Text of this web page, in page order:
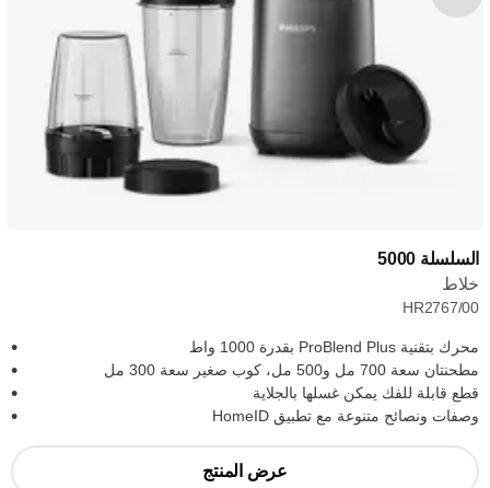
السلسلة 5000
خلاط
HR2767/00
محرك بتقنية ProBlend Plus بقدرة 1000 واط
مطحنتان سعة 700 مل و500 مل، كوب صغير سعة 300 مل
قطع قابلة للفك يمكن غسلها بالجلاية
وصفات ونصائح متنوعة مع تطبيق HomeID
عرض المنتج